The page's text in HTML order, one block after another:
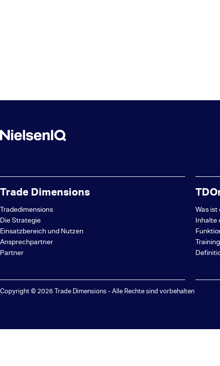
Trade Dimensions
Tradedimensions
Die Strategie
Einsatzbereich und Nutzen
Ansprechpartner
Partner
Was
Inhalte
Copyright © 2026 Trade Dimensions - Alle Rechte sind vorbehalten